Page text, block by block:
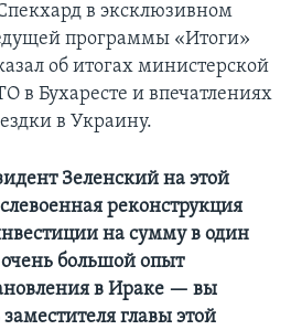
в эксклюзивном
программы «Итоги»
об итогах министерской
в Бухаресте и впечатлениях
в Украину.
Зеленский на этой
реконструкция
на сумму в один
большой опыт
в Ираке — вы
главы этой